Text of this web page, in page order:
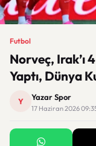
Futbol
Norveç, Irak’ı
Yaptı, Dünya
Y Yazar Spor
17 Haziran 2026